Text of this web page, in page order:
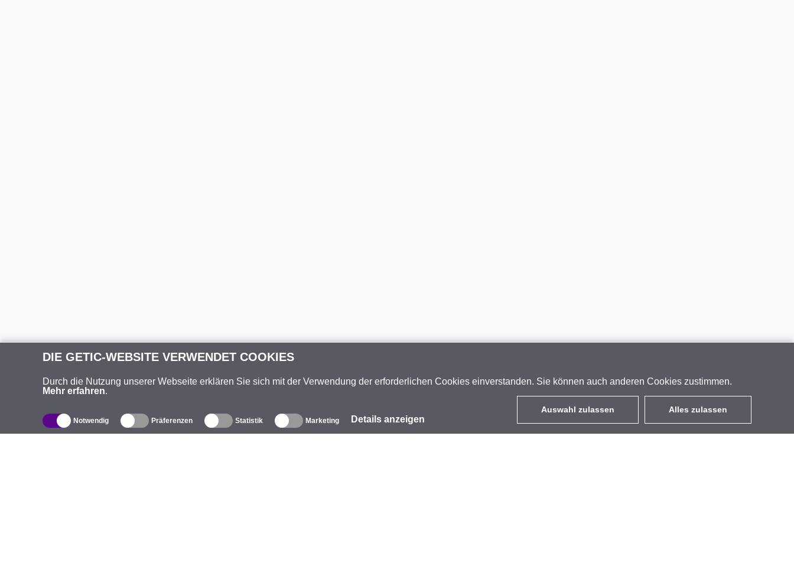
DIE GETIC-WEBSITE VERWENDET COOKIES
Durch die Nutzung unserer Webseite erklären Sie sich mit der Verwendung der erforderlichen Cookies einverstanden. Sie können auch anderen Cookies zustimmen.
Mehr erfahren.
Notwendig Präferenzen Statistik Marketing Details anzeigen
Auswahl zulassen Alles zulassen